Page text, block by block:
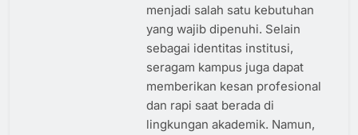
menjadi salah satu kebutuhan
yang wajib dipenuhi. Selain
sebagai identitas institusi,
seragam kampus juga dapat
memberikan kesan profesional
dan rapi saat berada di
lingkungan akademik. Namun,